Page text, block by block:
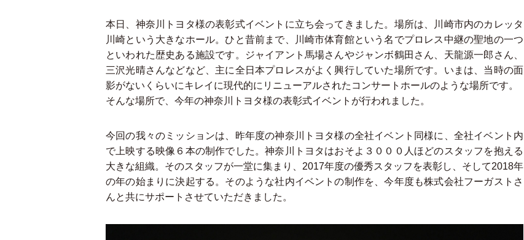
本日、神奈川トヨタ様の表彰式イベントに立ち会ってきました。場所は、川崎市内のカレッタ
川崎という大きなホール。ひと昔前まで、川崎市体育館という名でプロレス中継の聖地の一つ
といわれた歴史ある施設です。ジャイアント馬場さんやジャンボ鶴田さん、天龍源一郎さん、
三沢光晴さんなどなど、主に全日本プロレスがよく興行していた場所です。いまは、当時の面
影がないくらいにキレイに現代的にリニューアルされたコンサートホールのような場所です。
そんな場所で、今年の神奈川トヨタ様の表彰式イベントが行われました。
今回の我々のミッションは、昨年度の神奈川トヨタ様の全社イベント同様に、全社イベント内
で上映する映像６本の制作でした。神奈川トヨタはおそよ３０００人ほどのスタッフを抱える
大きな組織。そのスタッフが一堂に集まり、2017年度の優秀スタッフを表彰し、そして2018年
の年の始まりに決起する。そのような社内イベントの制作を、今年度も株式会社フーガストさ
んと共にサポートさせていただきました。